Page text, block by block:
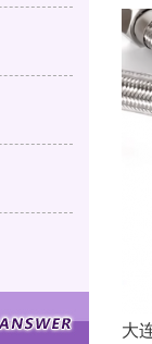
大